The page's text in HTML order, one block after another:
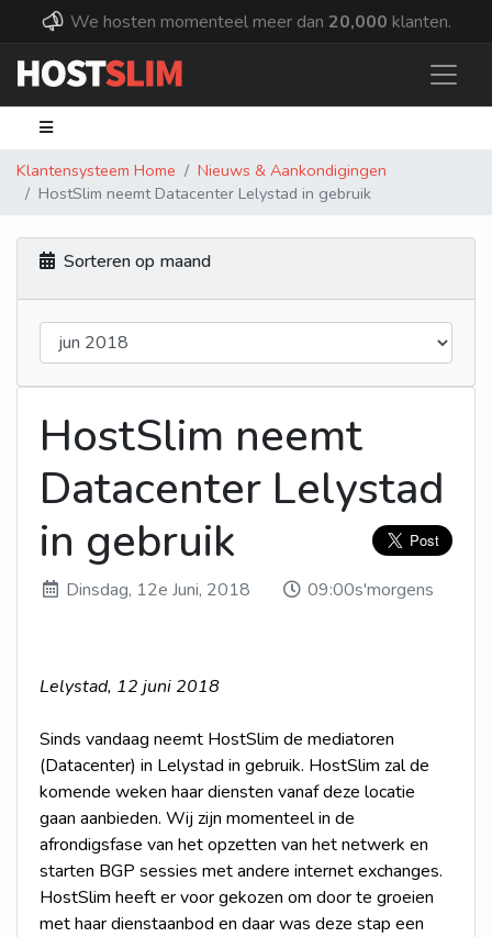
We hosten momenteel meer dan 20,000 klanten.
Klantensysteem Home
Nieuws & Aankondigingen
HostSlim neemt Datacenter Lelystad in gebruik
Sorteren op maand
HostSlim neemt
Datacenter Lelystad
in gebruik
Dinsdag, 12e Juni, 2018 09:00s'morgens
Lelystad, 12 juni 2018
Sinds vandaag neemt HostSlim de mediatoren
(Datacenter) in Lelystad in gebruik. HostSlim zal de
komende weken haar diensten vanaf deze locatie
gaan aanbieden. Wij zijn momenteel in de
afrondigsfase van het opzetten van het netwerk en
starten BGP sessies met andere internet exchanges.
HostSlim heeft er voor gekozen om door te groeien
met haar dienstaanbod en daar was deze stap een